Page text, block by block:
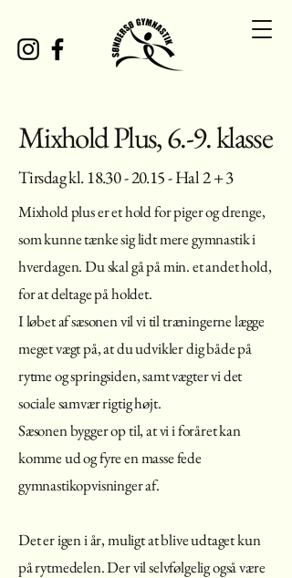
Mixhold Plus, 6.-9. klasse
Tirsdag kl. 18.30 - 20.15- Hal 2 + 3
Mixhold plus er et hold for piger og drenge,
som kunne tænke sig lidt mere gymnastik i
hverdagen. Du skal gå på min. et andet hold,
for at deltage på holdet.
I løbet af sæsonen vil vi til træningerne lægge
meget vægt på, at du udvikler dig både på
rytme og springsiden, samt vægter vi det
sociale samvær rigtig højt.
Sæsonen bygger op til, at vi i foråret kan
komme ud og fyre en masse fede
gymnastikopvisninger af.
Det er igen i år, muligt at blive udtaget kun
på rytmedelen. Der vil selvfølgelig også være